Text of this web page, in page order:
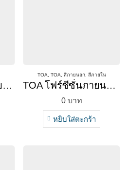
TOA สกิมโค้ท ฉาบบาง สีขาว
TOA, TOA, สีภายนอก, สีภายใน
TOA โฟร์ซีซั่นภายนอก/ใน กึ่งเงา
0 บาท
หยิบใส่ตะกร้า